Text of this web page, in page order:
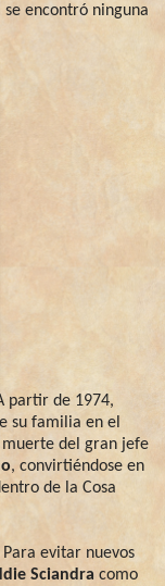
se encontró ninguna
partir de 1974,
su familia en el
muerte del gran jefe
, convirtiéndose en
de la Cosa
evitar nuevos
Sciandra como